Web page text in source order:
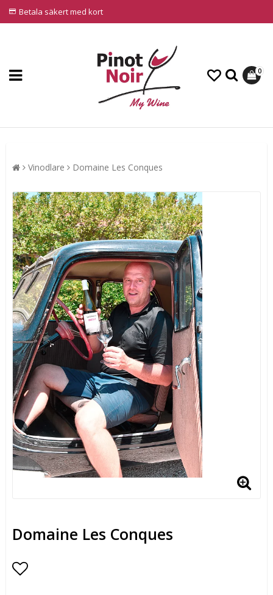
Betala säkert med kort
0
Vinodlare Domaine Les Conques
Domaine Les Conques